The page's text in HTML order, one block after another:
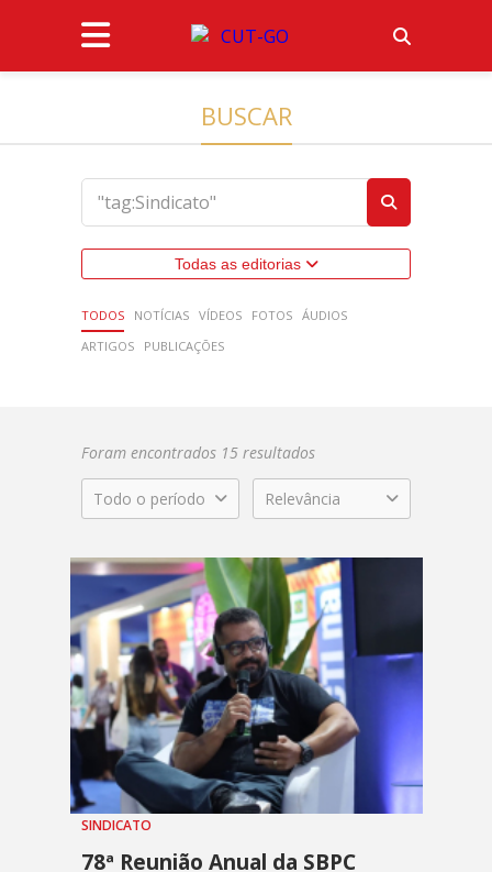
BUSCAR
Todas as editorias
TODOS NOTÍCIAS VÍDEOS FOTOS ÁUDIOS
ARTIGOS
PUBLICAÇÕES
Foram encontrados 15 resultados
Todo o período Relevância
SINDICATO
78ª Reunião Anual da SBPC